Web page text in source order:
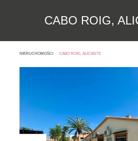
CABO ROIG,
NIERUCHOMOŚCI CABO ROIG, ALICANTE